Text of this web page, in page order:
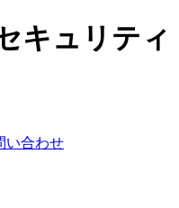
キュリティ
い合わせ